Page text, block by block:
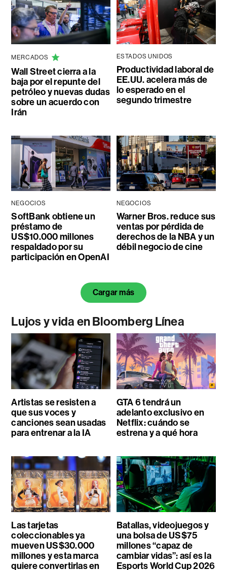
MERCADOS
Wall Street cierra a la
baja por el repunte del
petróleo y nuevas dudas
sobre un acuerdo con
Irán
ESTADOS UNIDOS
Productividad laboral de
EE.UU. acelera más de
lo esperado en el
segundo trimestre
NEGOCIOS
SoftBank obtiene un
préstamo de
US$10.000 millones
respaldado por su
participación en OpenAI
NEGOCIOS
Warner Bros. reduce sus
ventas por pérdida de
derechos de la NBA y un
débil negocio de cine
Cargar más
Lujos y vida en Bloomberg Línea
Artistas se resisten a
que sus voces y
canciones sean usadas
para entrenar a la IA
GTA 6 tendrá un
adelanto exclusivo en
Netflix: cuándo se
estrena y a qué hora
Las tarjetas
coleccionables ya
mueven US$30.000
millones y esta marca
quiere convertirlas en
Batallas, videojuegos y
una bolsa de US$75
millones “capaz de
cambiar vidas”: así es la
Esports World Cup 2026